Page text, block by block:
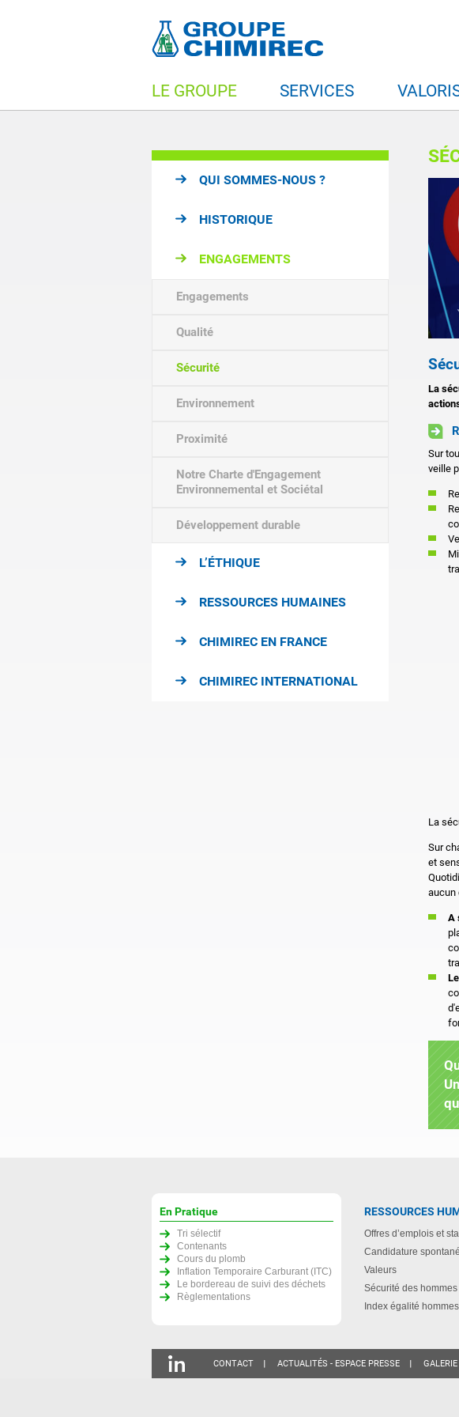
La
Sur
veille
La
Sur
et
aucun
A
LE GROUPE SERVICES
QUI SOMMES-NOUS ?
HISTORIQUE
ENGAGEMENTS
Engagements
Qualité
Sécurité
Environnement
Proximité
Notre Charte d'Engagement
Environnemental et Sociétal
Développement durable
L’ÉTHIQUE
RESSOURCES HUMAINES
CHIMIREC EN FRANCE
CHIMIREC INTERNATIONAL
En Pratique
Tri sélectif
Contenants
Cours du plomb
Inflation Temporaire Carburant (ITC)
Le bordereau de suivi des déchets
Règlementations
RESSOURCES
Offres d’emplois et
Candidature
Valeurs
Sécurité des hommes
Index égalité
CONTACT ACTUALITÉS - ESPACE PRESSE